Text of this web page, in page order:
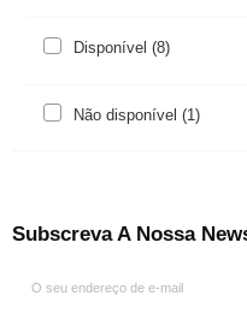
Disponível(8)
Não disponível(1)
Subscreva A Nossa